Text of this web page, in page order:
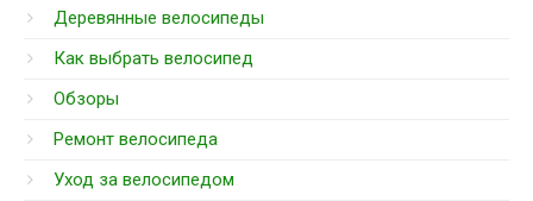
Деревянные велосипеды
Как выбрать велосипед
Обзоры
Ремонт велосипеда
Уход за велосипедом